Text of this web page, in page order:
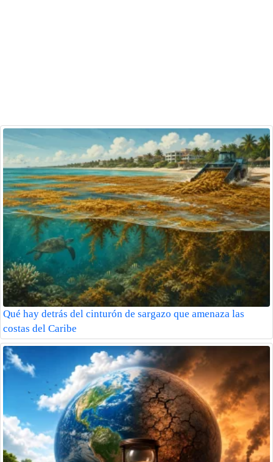
Qué hay detrás del cinturón de sargazo que amenaza las
costas del Caribe